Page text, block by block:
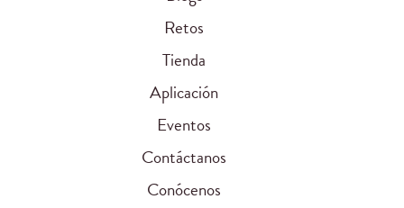
Retos
Tienda
Aplicación
Eventos
Contáctanos
Conócenos